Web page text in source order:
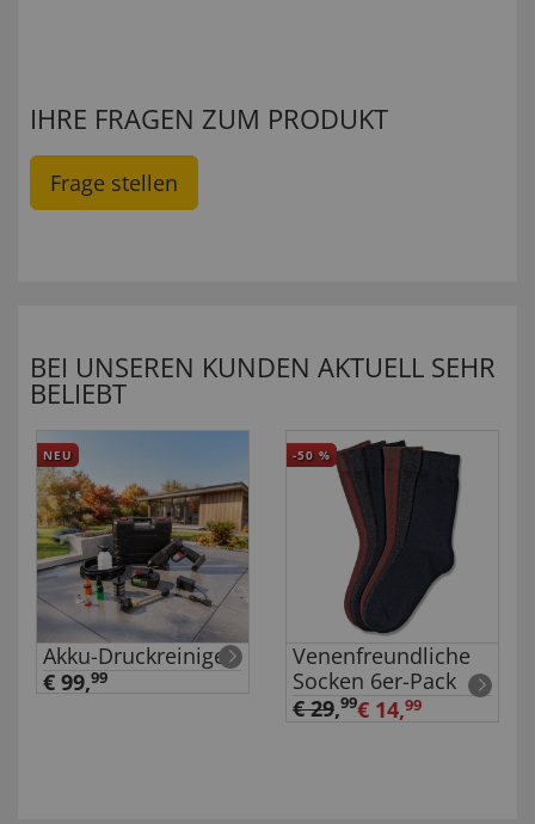
IHRE FRAGEN ZUM PRODUKT
Frage stellen
BEI UNSEREN KUNDEN AKTUELL SEHR
BELIEBT
NEU
Akku-Druckreiniger
€ 99,99
-50 %
Venenfreundliche
Socken 6er-Pack
€ 29,99€ 14,99